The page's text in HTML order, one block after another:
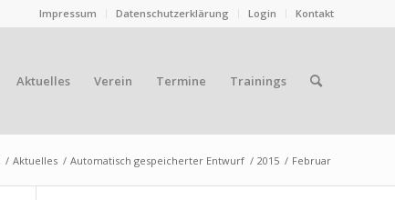
Impressum Datenschutzerklärung Login Kontakt
Aktuelles Verein Termine Trainings
/ Aktuelles / Automatisch gespeicherter Entwurf / 2015 / Februar